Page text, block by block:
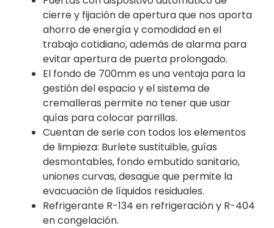
cierre y fijación de apertura que nos aporta
ahorro de energía y comodidad en el
trabajo cotidiano, además de alarma para
evitar apertura de puerta prolongado.
El fondo de 700mm es una ventaja para la
gestión del espacio y el sistema de
cremalleras permite no tener que usar
quías para colocar parrillas.
Cuentan de serie con todos los elementos
de limpieza: Burlete sustituible, guías
desmontables, fondo embutido sanitario,
uniones curvas, desagüe que permite la
evacuación de líquidos residuales.
Refrigerante R-134 en refrigeración y R-404
en congelación.